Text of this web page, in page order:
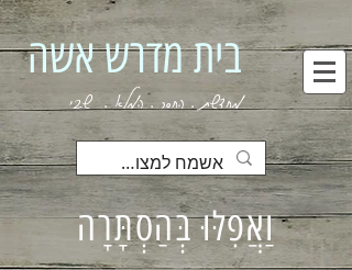
בית מדרש אשה
מחדשת . החסר . המלא . שבי
וַאֲפִלּוּ בְּהַסְתָּרָה